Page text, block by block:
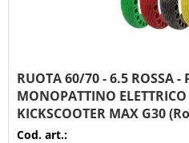
RUOTA 60/70 - 6.5 ROSSA -
MONOPATTINO
KICKSCOOTER MAX G30
Cod. art.: